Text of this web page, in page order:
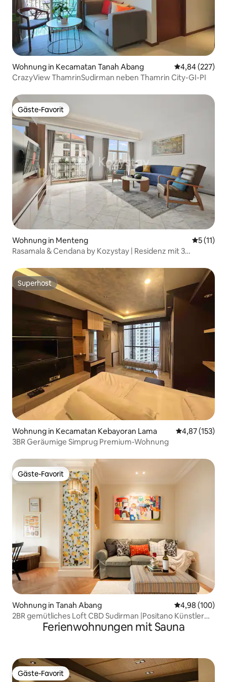
Wohnung in Kecamatan Tanah Abang
4,84 (227)
CrazyView ThamrinSudirman neben Thamrin City-GI-PI
Gäste-Favorit
Gäste-Favorit
Wohnung in Menteng
5 (11)
Rasamala & Cendana by Kozystay | Residenz mit 3
Superhost
Superhost
Wohnung in Kecamatan Kebayoran Lama
4,87 (153)
3BR Geräumige Simprug Premium-Wohnung
Gäste-Favorit
Gäste-Favorit
Wohnung in Tanah Abang
4,98 (100)
2BR gemütliches Loft CBD Sudirman |Positano Künstler
Ferienwohnungen mit Sauna
Gäste-Favorit
Gäste-Favorit